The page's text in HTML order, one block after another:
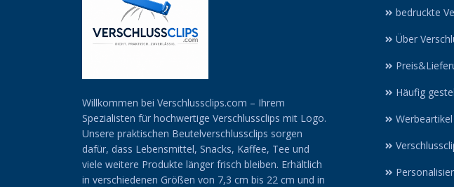
Willkommen bei Verschlussclips.com – Ihrem
Spezialisten für hochwertige Verschlussclips mit Logo.
Unsere praktischen Beutelverschlussclips sorgen
dafür, dass Lebensmittel, Snacks, Kaffee, Tee und
viele weitere Produkte länger frisch bleiben. Erhältlich
in verschiedenen Größen von 7,3 cm bis 22 cm und in
bedruckte
Über
Häufig